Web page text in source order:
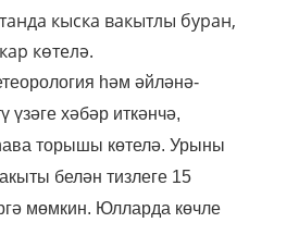
кыска вакытлы буран,
көтелә.
һәм әйләнә-
үзәге хәбәр иткәнчә,
торышы көтелә. Урыны
белән тизлеге 15
мөмкин. Юлларда көчле